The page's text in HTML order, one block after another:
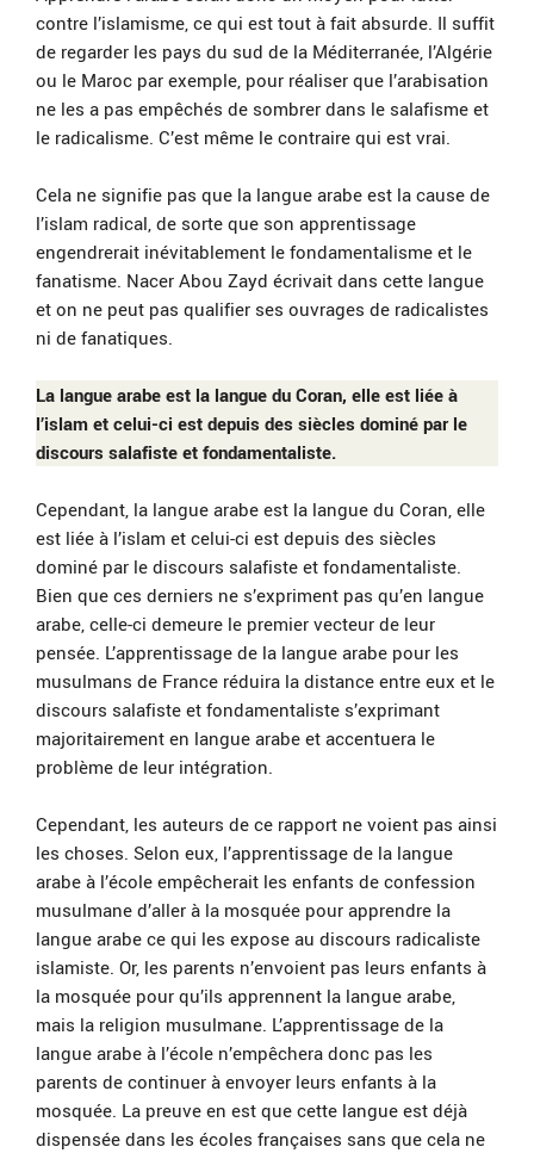
contre l’islamisme, ce qui est tout à fait absurde. Il suffit
de regarder les pays du sud de la Méditerranée, l’Algérie
ou le Maroc par exemple, pour réaliser que l’arabisation
ne les a pas empêchés de sombrer dans le salafisme et
le radicalisme. C’est même le contraire qui est vrai.
Cela ne signifie pas que la langue arabe est la cause de
l’islam radical, de sorte que son apprentissage
engendrerait inévitablement le fondamentalisme et le
fanatisme. Nacer Abou Zayd écrivait dans cette langue
et on ne peut pas qualifier ses ouvrages de radicalistes
ni de fanatiques.
La langue arabe est la langue du Coran, elle est liée à
l’islam et celui-ci est depuis des siècles dominé par le
discours salafiste et fondamentaliste.
Cependant, la langue arabe est la langue du Coran, elle
est liée à l’islam et celui-ci est depuis des siècles
dominé par le discours salafiste et fondamentaliste.
Bien que ces derniers ne s’expriment pas qu’en langue
arabe, celle-ci demeure le premier vecteur de leur
pensée. L’apprentissage de la langue arabe pour les
musulmans de France réduira la distance entre eux et le
discours salafiste et fondamentaliste s’exprimant
majoritairement en langue arabe et accentuera le
problème de leur intégration.
Cependant, les auteurs de ce rapport ne voient pas ainsi
les choses. Selon eux, l’apprentissage de la langue
arabe à l’école empêcherait les enfants de confession
musulmane d’aller à la mosquée pour apprendre la
langue arabe ce qui les expose au discours radicaliste
islamiste. Or, les parents n’envoient pas leurs enfants à
la mosquée pour qu’ils apprennent la langue arabe,
mais la religion musulmane. L’apprentissage de la
langue arabe à l’école n’empêchera donc pas les
parents de continuer à envoyer leurs enfants à la
mosquée. La preuve en est que cette langue est déjà
dispensée dans les écoles françaises sans que cela ne